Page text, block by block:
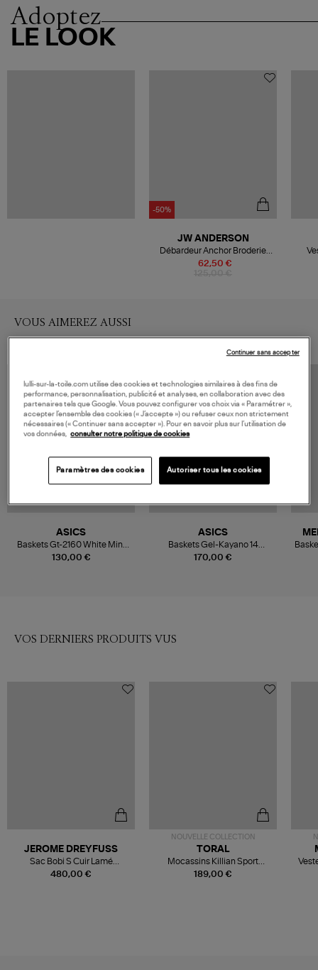
Adoptez
LE LOOK
-50%
62,50 €
JW ANDERSON
Débardeur Anchor Broderie
Tank White
VOUS AIMEREZ AUSSI
130,00 €
ASICS
Baskets Gt-2160 White Mint
Tint
170,00 €
ASICS
Baskets Gel-Kayano 14
Piedmont Grey Pure Silver
VOS DERNIERS PRODUITS VUS
480,00 €
JEROME DREYFUSS
Sac Bobi S Cuir Lamé
Champagne
NOUVELLE COLLECTION
189,00 €
TORAL
Mocassins Killian Sport
Mousse
lulli-sur-la-toile.com utilise des cookies et technologies similaires à des fins de
performance, personnalisation, publicité et analyses, en collaboration avec des
partenaires tels que Google. Vous pouvez configurer vos choix via « Paramétrer »,
accepter l’ensemble des cookies (« J’accepte ») ou refuser ceux non strictement
nécessaires (« Continuer sans accepter »). Pour en savoir plus sur l’utilisation de
vos données, consulter notre politique de cookies
Paramètres des cookies Autoriser tous les cookies
Continuer sans accepter